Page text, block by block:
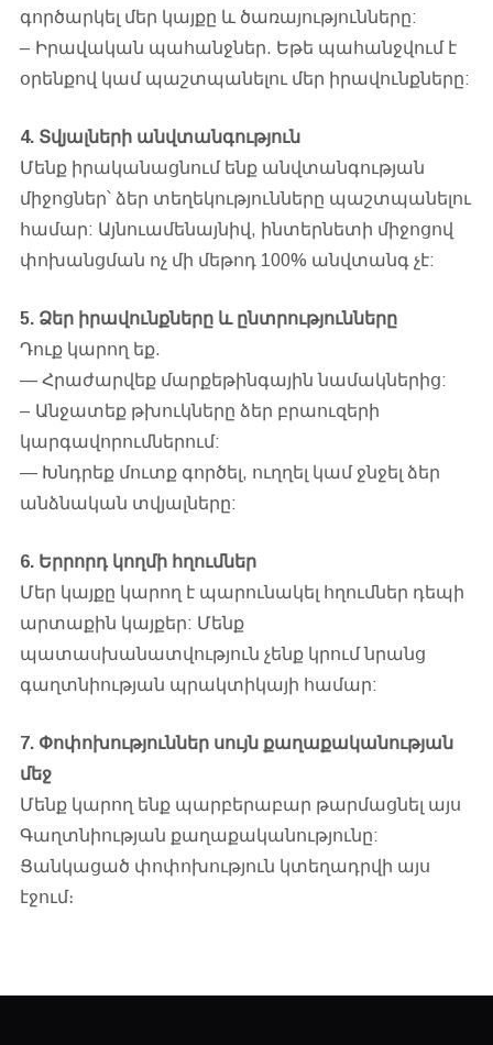
գործարկել մեր կայքը և ծառայությունները:
– Իրավական պահանջներ. Եթե պահանջվում է
օրենքով կամ պաշտպանելու մեր իրավունքները:
4. Տվյալների անվտանգություն
Մենք իրականացնում ենք անվտանգության
միջոցներ՝ ձեր տեղեկությունները պաշտպանելու
համար: Այնուամենայնիվ, ինտերնետի միջոցով
փոխանցման ոչ մի մեթոդ 100% անվտանգ չէ:
5. Ձեր իրավունքները և ընտրությունները
Դուք կարող եք.
— Հրաժարվեք մարքեթինգային նամակներից:
– Անջատեք թխուկները ձեր բրաուզերի
կարգավորումներում:
— Խնդրեք մուտք գործել, ուղղել կամ ջնջել ձեր
անձնական տվյալները:
6. Երրորդ կողմի հղումներ
Մեր կայքը կարող է պարունակել հղումներ դեպի
արտաքին կայքեր: Մենք
պատասխանատվություն չենք կրում նրանց
գաղտնիության պրակտիկայի համար:
7. Փոփոխություններ սույն քաղաքականության
մեջ
Մենք կարող ենք պարբերաբար թարմացնել այս
Գաղտնիության քաղաքականությունը:
Ցանկացած փոփոխություն կտեղադրվի այս
էջում։